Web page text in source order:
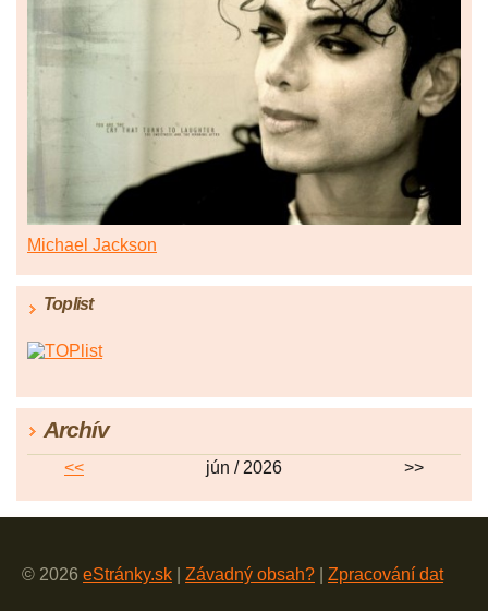
Michael Jackson
Toplist
Archív
<< jún / 2026 >>
© 2026 eStránky.sk Závadný obsah? Zpracování dat